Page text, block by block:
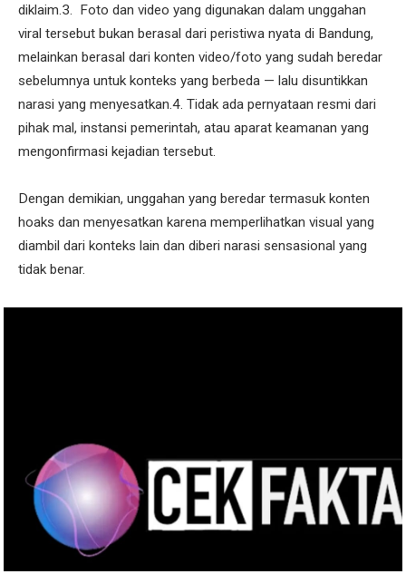
diklaim.3. Foto dan video yang digunakan dalam unggahan
viral tersebut bukan berasal dari peristiwa nyata di Bandung,
melainkan berasal dari konten video/foto yang sudah beredar
sebelumnya untuk konteks yang berbeda — lalu disuntikkan
narasi yang menyesatkan.4. Tidak ada pernyataan resmi dari
pihak mal, instansi pemerintah, atau aparat keamanan yang
mengonfirmasi kejadian tersebut.
Dengan demikian, unggahan yang beredar termasuk konten
hoaks dan menyesatkan karena memperlihatkan visual yang
diambil dari konteks lain dan diberi narasi sensasional yang
tidak benar.